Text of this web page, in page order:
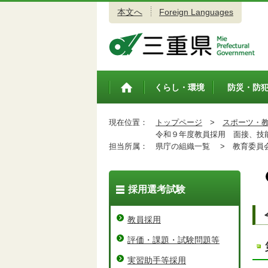
本文へ Foreign Languages
トップペ
くらし・環境 防災・防
現在位置： トップページ > スポーツ・
令和９年度教員採用 面接、技
担当所属：
県庁の組織一覧 > 教育委員
採用選考試験
教員採用
評価・課題・試験問題等
実習助手等採用